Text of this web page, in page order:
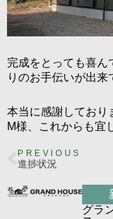
完成をとっても喜ん
りのお手伝いが出来
本当に感謝しており
M様、これからも宜
PREVIOUS
進捗状況
グラ